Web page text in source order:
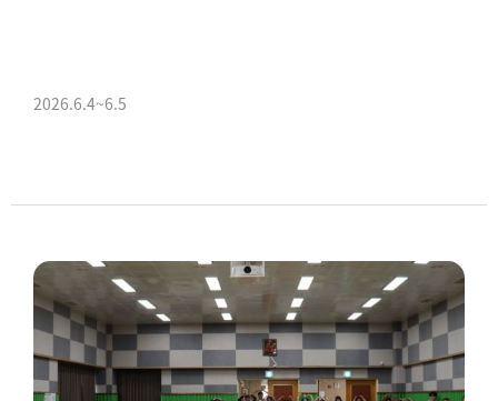
2026.6.4~6.5